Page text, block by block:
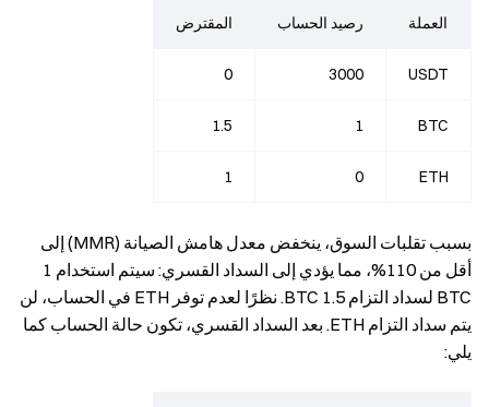
العملة رصيد الحساب المقترض
USDT
3000
0
BTC
1
1.5
ETH
0
1
بسبب تقلبات السوق، ينخفض معدل هامش الصيانة (MMR) إلى
أقل من 110%، مما يؤدي إلى السداد القسري: سيتم استخدام 1
BTC لسداد التزام 1.5 BTC. نظرًا لعدم توفر ETH في الحساب، لن
يتم سداد التزام ETH. بعد السداد القسري، تكون حالة الحساب كما
يلي: